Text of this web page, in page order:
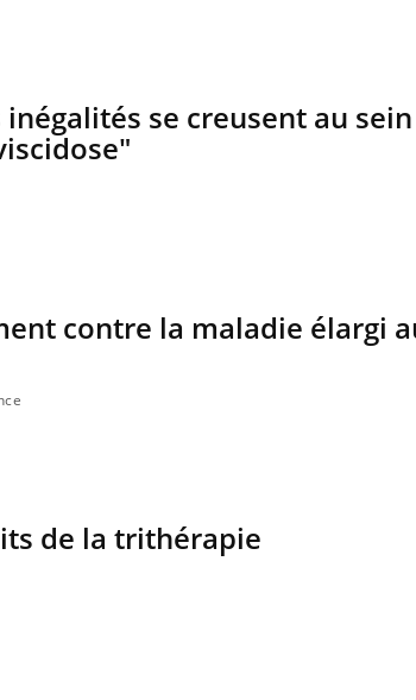
se creusent au
contre la maladie élargi
de la trithérapie